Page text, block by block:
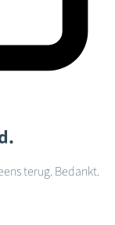
terug. Bedankt.